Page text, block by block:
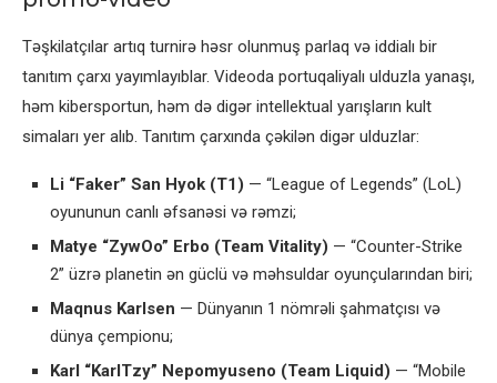
Təşkilatçılar artıq turnirə həsr olunmuş parlaq və iddialı bir
tanıtım çarxı yayımlayıblar. Videoda portuqaliyalı ulduzla yanaşı,
həm kibersportun, həm də digər intellektual yarışların kult
simaları yer alıb. Tanıtım çarxında çəkilən digər ulduzlar:
Li “Faker” San Hyok (T1) — “League of Legends” (LoL)
oyununun canlı əfsanəsi və rəmzi;
Matye “ZywOo” Erbo (Team Vitality) — “Counter-Strike
2” üzrə planetin ən güclü və məhsuldar oyunçularından biri;
Maqnus Karlsen — Dünyanın 1 nömrəli şahmatçısı və
dünya çempionu;
Karl “KarlTzy” Nepomyuseno (Team Liquid) — “Mobile